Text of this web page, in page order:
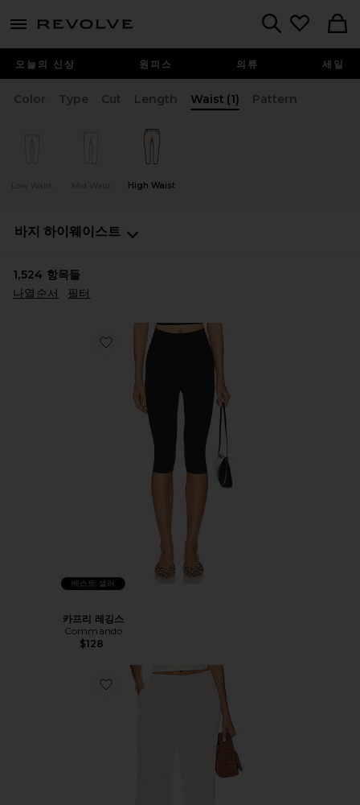
menu - shows more content
오늘의 신상 원피스 의류 세일
Color Type Cut Length Waist (1) Pattern
Low Waist Mid Waist High Waist
바지 하이웨이스트
1,524 항목들
나열순서
필터
베스트 셀러
카프리 레깅스
Commando
$128